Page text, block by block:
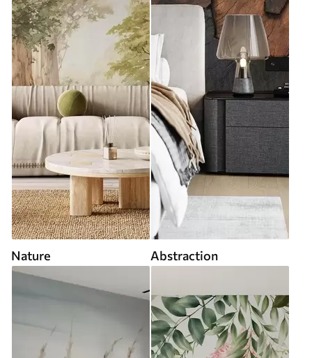
Nature Abstraction